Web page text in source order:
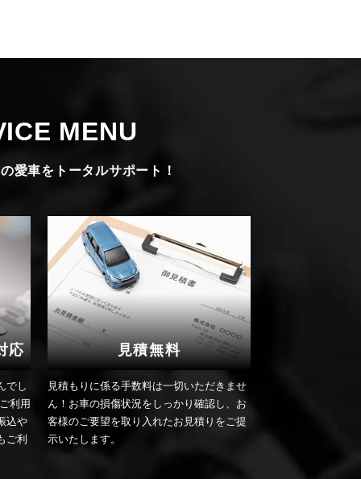
MENU
愛車をトータルサポート！
応
でし
利用
込や
ご利
見積無料
見積もりに係る手数料は一切いただきませ
ん！お車の損傷状況をしっかり確認し、お
客様のご要望を取り入れたお見積りをご提
示いたします。